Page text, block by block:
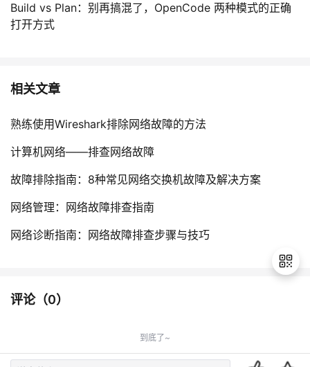
Build vs Plan：别再搞混了，OpenCode 两种模式的正确
打开方式
相关文章
熟练使用Wireshark排除网络故障的方法
计算机网络——排查网络故障
故障排除指南：8种常见网络交换机故障及解决方案
网络管理：网络故障排查指南
网络诊断指南：网络故障排查步骤与技巧
评论（0）
到底了~